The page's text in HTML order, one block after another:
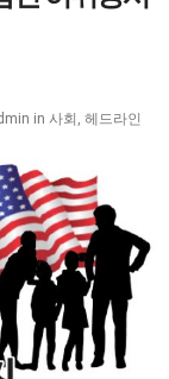
in 사회,헤드라인